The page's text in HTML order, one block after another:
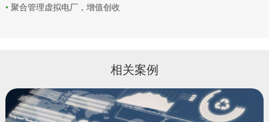
• 聚合管理虚拟电厂，增值创收
相关案例